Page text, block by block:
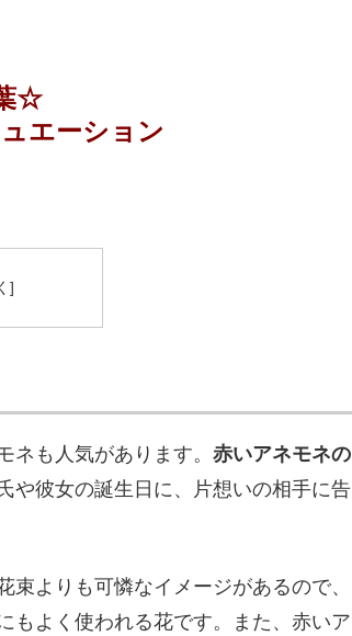
☆
エーション
も人気があります。 赤いアネモネの
や彼女の誕生日に、片想いの相手に告
束よりも可憐なイメージがあるので、
もよく使われる花です。また、赤いア